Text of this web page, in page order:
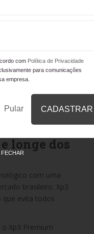
longe dos
com uma
brasileiro. Xp3
que evita todos
Xp3 Premium
com Política de Privacidade
para comunicações
empresa.
Pular
FECHAR